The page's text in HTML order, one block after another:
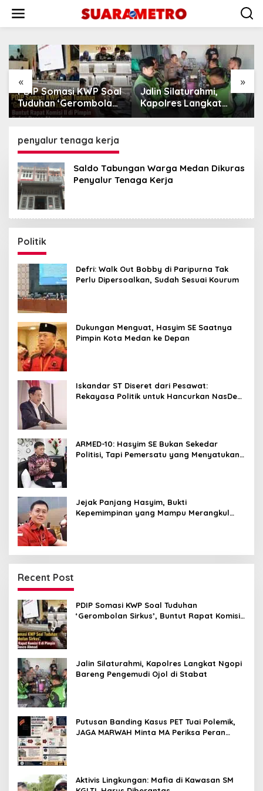
konten
« »
KWP Soal
Rapat
Ahmad
Jalin Silaturahmi,
Kapolres Langkat
Ngopi Bareng
Stabat
Putusan
PET Tuai
MARWAH
penyalur tenaga kerja
Saldo Tabungan Warga Medan Dikuras
Penyalur Tenaga Kerja
Politik
Defri: Walk Out Bobby di Paripurna Tak
Perlu Dipersoalkan, Sudah Sesuai Kourum
Dukungan Menguat, Hasyim SE Saatnya
Pimpin Kota Medan ke Depan
Iskandar ST Diseret dari Pesawat:
Rekayasa Politik untuk Hancurkan NasDem
ARMED-10: Hasyim SE Bukan Sekedar
Politisi, Tapi Pemersatu yang Menyatukan
Jejak Panjang Hasyim, Bukti
Kepemimpinan yang Mampu Merangkul
Recent Post
PDIP Somasi KWP Soal Tuduhan
‘Gerombolan Sirkus’, Buntut Rapat Komisi
Jalin Silaturahmi, Kapolres Langkat Ngopi
Bareng Pengemudi Ojol di Stabat
Putusan Banding Kasus PET Tuai Polemik,
JAGA MARWAH Minta MA Periksa Peran
Aktivis Lingkungan: Mafia di Kawasan SM